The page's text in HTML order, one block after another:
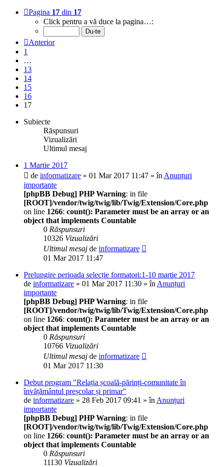
Pagina 17 din 17
Click pentru a vă duce la pagina…:
Anterior
1
…
13
14
15
16
17
Subiecte
Răspunsuri
Vizualizări
Ultimul mesaj
1 Martie 2017
de informatizare » 01 Mar 2017 11:47 » în Anunțuri
importante
[phpBB Debug] PHP Warning: in file
[ROOT]/vendor/twig/twig/lib/Twig/Extension/Core.php
on line 1266: count(): Parameter must be an array or an
object that implements Countable
0 Răspunsuri
10326 Vizualizări
Ultimul mesaj de informatizare
01 Mar 2017 11:47
Prelungire perioada selecție formatori:1-10 martie 2017
de informatizare » 01 Mar 2017 11:30 » în Anunțuri
importante
[phpBB Debug] PHP Warning: in file
[ROOT]/vendor/twig/twig/lib/Twig/Extension/Core.php
on line 1266: count(): Parameter must be an array or an
object that implements Countable
0 Răspunsuri
10766 Vizualizări
Ultimul mesaj de informatizare
01 Mar 2017 11:30
Debut program "Relația școală-părinți-comunitate în
învățământul preșcolar și primar"
de informatizare » 28 Feb 2017 09:41 » în Anunțuri
importante
[phpBB Debug] PHP Warning: in file
[ROOT]/vendor/twig/twig/lib/Twig/Extension/Core.php
on line 1266: count(): Parameter must be an array or an
object that implements Countable
0 Răspunsuri
11130 Vizualizări